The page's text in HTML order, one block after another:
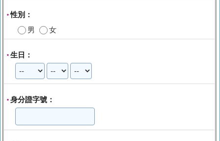
*性別：
男
女
* 生日：
* 身分證字號：